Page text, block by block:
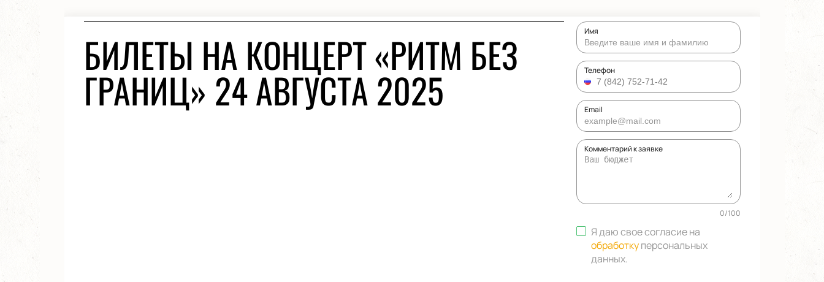
БИЛЕТЫ НА КОНЦЕРТ «РИТМ БЕЗ
ГРАНИЦ» 24 АВГУСТА 2025
Имя
Телефон
Email
Комментарий к заявке
0/100
Я даю свое согласие на
обработкуперсональных
данных.